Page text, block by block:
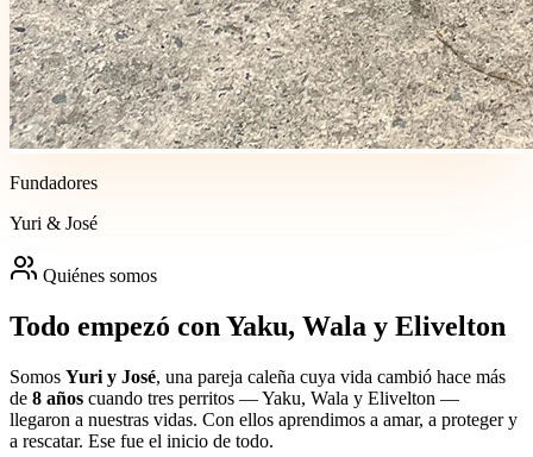
Fundadores
Yuri & José
Quiénes somos
Todo empezó con Yaku, Wala y Elivelton
Somos Yuri y José, una pareja caleña cuya vida cambió hace más
de 8 años cuando tres perritos — Yaku, Wala y Elivelton —
llegaron a nuestras vidas. Con ellos aprendimos a amar, a proteger y
a rescatar. Ese fue el inicio de todo.